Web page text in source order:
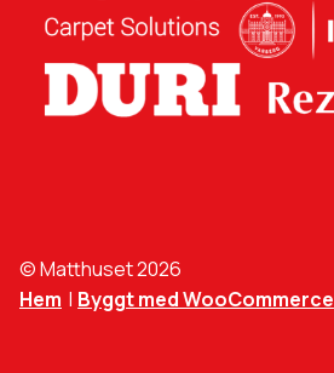
© Matthuset 2026
Hem
Byggt med WooCommerce